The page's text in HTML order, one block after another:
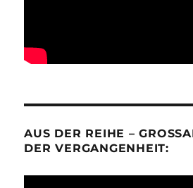
AUS DER REIHE –
ER VERGANGENHEIT: